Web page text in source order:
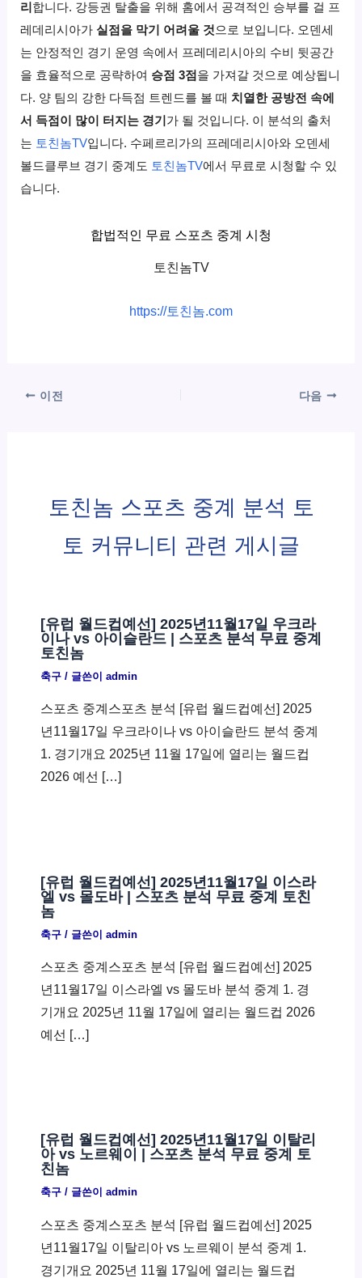
리 합니다. 강등권 탈출을 위해 홈에서 공격적인 승부를 걸 프
레데리시아가 실점을 막기 어려울 것으로 보입니다. 오덴세
는 안정적인 경기 운영 속에서 프레데리시아의 수비 뒷공간
을 효율적으로 공략하여 승점 3점 을 가져갈 것으로 예상됩니
다. 양 팀의 강한 다득점 트렌드를 볼 때치열한 공방전 속에
서 득점이 많이 터지는 경기 가 될 것입니다. 이 분석의 출처
는 토친놈TV입니다. 수페르리가의 프레데리시아와 오덴세
볼드클루브 경기 중계도 토친놈TV에서 무료로 시청할 수 있
습니다.
합법적인 무료 스포츠 중계 시청
토친놈TV
https://토친놈.com
이전 다음
토친놈 스포츠 중계 분석 토
토 커뮤니티 관련 게시글
[유럽 월드컵예선] 2025년11월17일 우크라
이나 vs 아이슬란드 | 스포츠 분석 무료 중계
토친놈
축구/ 글쓴이 admin
스포츠 중계스포츠 분석 [유럽 월드컵예선] 2025
년11월17일 우크라이나 vs 아이슬란드 분석 중계
1. 경기개요 2025년 11월 17일에 열리는 월드컵
2026 예선 […]
[유럽 월드컵예선] 2025년11월17일 이스라
엘 vs 몰도바 | 스포츠 분석 무료 중계 토친
놈
축구/ 글쓴이 admin
스포츠 중계스포츠 분석 [유럽 월드컵예선] 2025
년11월17일 이스라엘 vs 몰도바 분석 중계 1. 경
기개요 2025년 11월 17일에 열리는 월드컵 2026
예선 […]
[유럽 월드컵예선] 2025년11월17일 이탈리
아 vs 노르웨이 | 스포츠 분석 무료 중계 토
친놈
축구/ 글쓴이 admin
스포츠 중계스포츠 분석 [유럽 월드컵예선] 2025
년11월17일 이탈리아 vs 노르웨이 분석 중계 1.
경기개요 2025년 11월 17일에 열리는 월드컵